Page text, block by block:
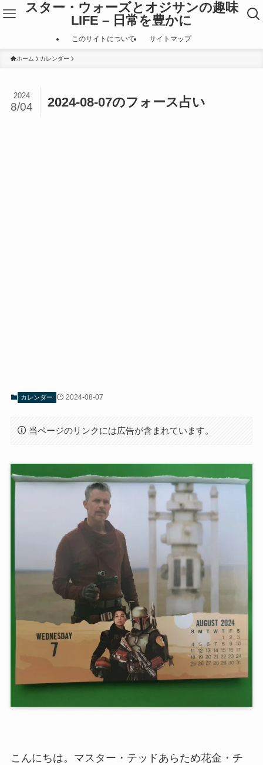
スター・ウォーズとオジサンの趣味
LIFE – 日常を豊かに
このサイトについて サイトマップ
ホーム カレンダー
2024-08-07のフォース占い
2024
8/04
カレンダー 2024-08-07
当ページのリンクには広告が含まれています。
こんにちは。マスター・テッドあらため花金・チ